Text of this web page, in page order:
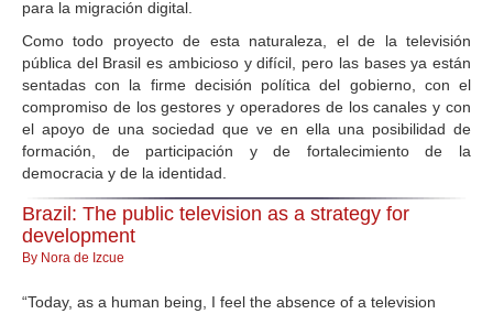
para la migración digital.
Como todo proyecto de esta naturaleza, el de la televisión
pública del Brasil es ambicioso y difícil, pero las bases ya están
sentadas con la firme decisión política del gobierno, con el
compromiso de los gestores y operadores de los canales y con
el apoyo de una sociedad que ve en ella una posibilidad de
formación, de participación y de fortalecimiento de la
democracia y de la identidad.
Brazil: The public television as a strategy for
development
By Nora de Izcue
“Today, as a human being, I feel the absence of a television